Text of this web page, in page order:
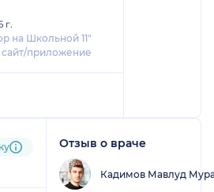
г.
на Школьной 11"
приложение
Отзыв о враче
Кадимов Мавлуд